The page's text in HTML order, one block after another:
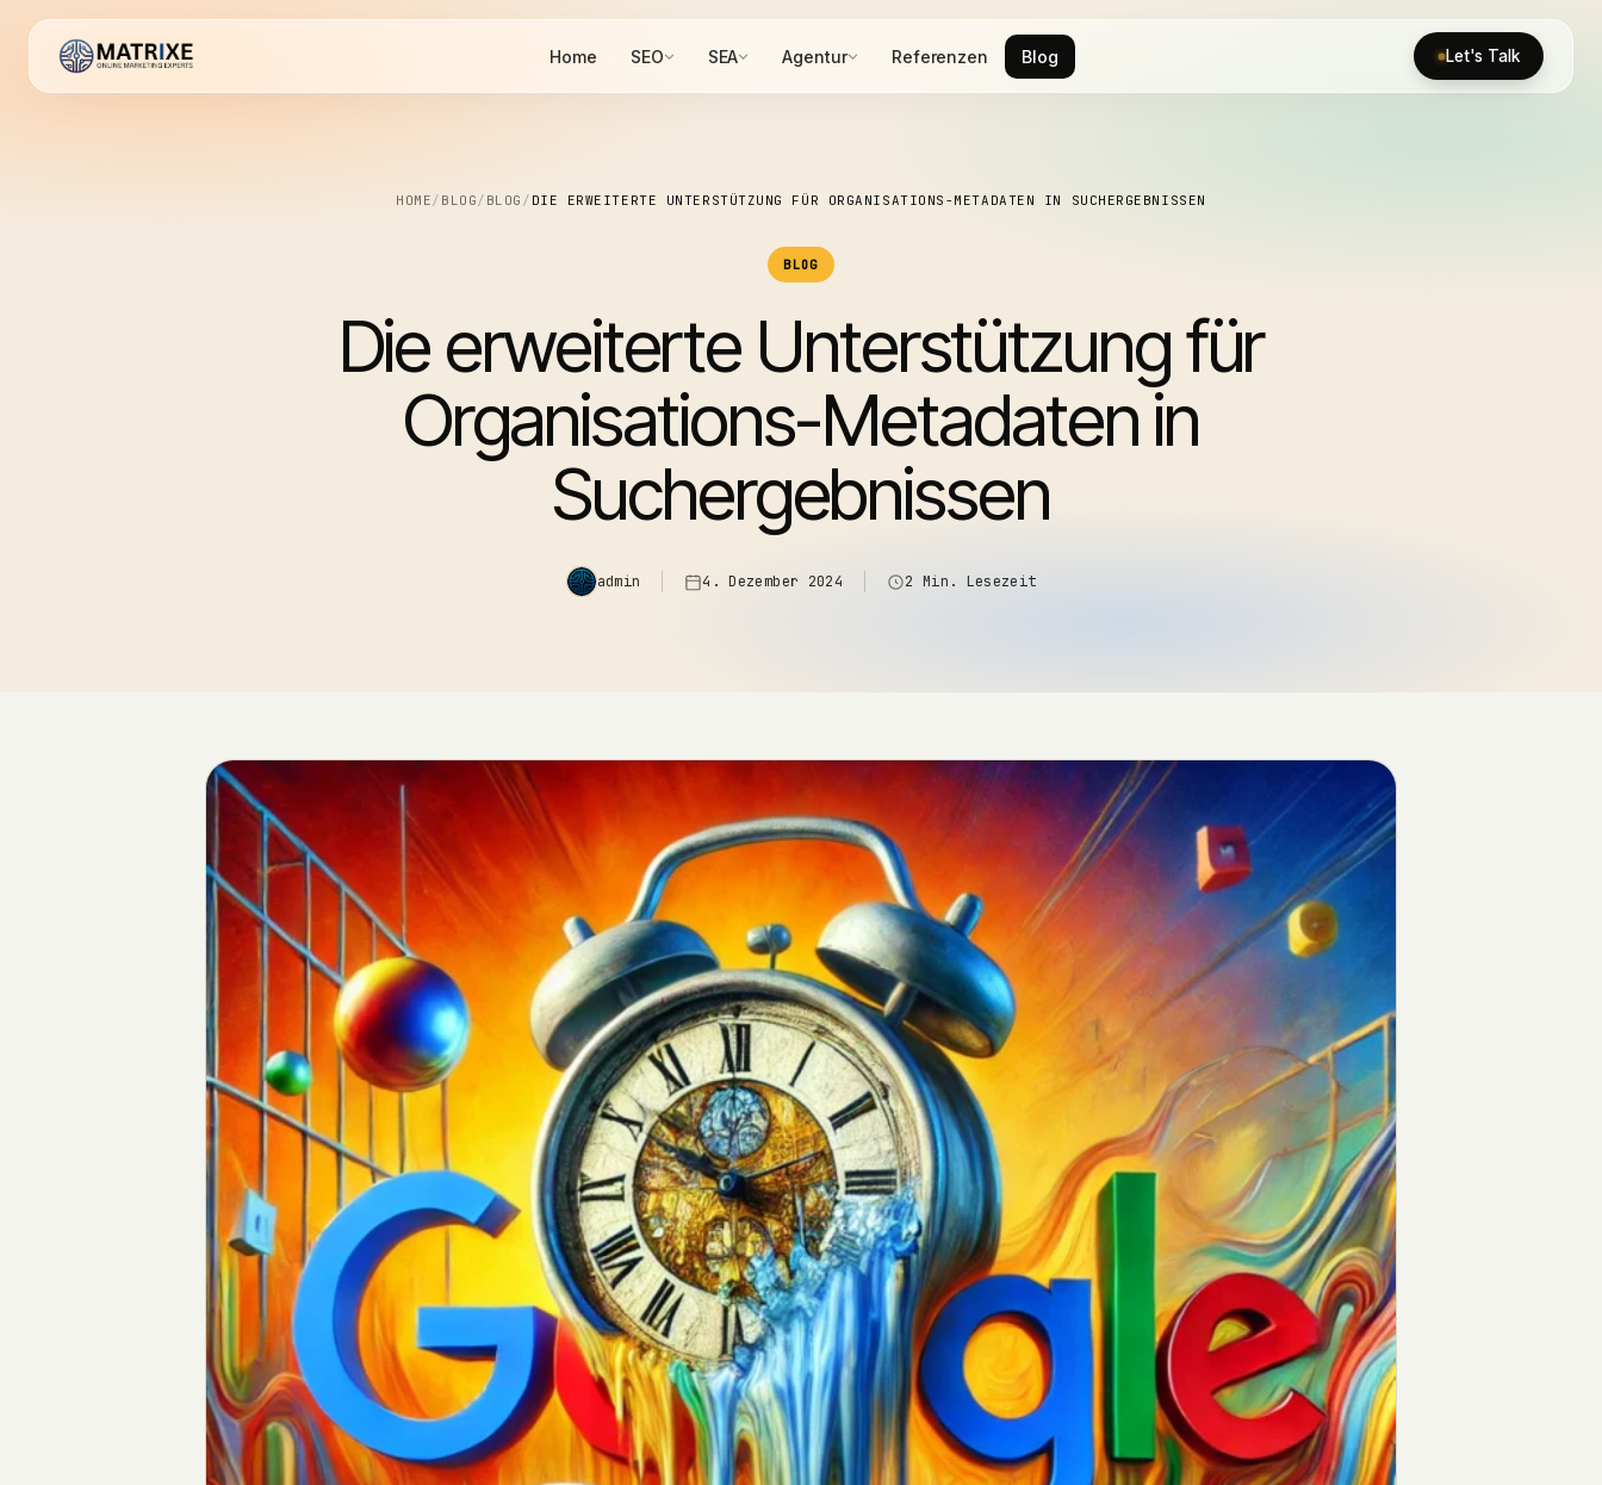
Home SEO SEA Agentur Referenzen Blog Let's Talk
HOME/ BLOG/ BLOG / DIE ERWEITERTE UNTERSTÜTZUNG FÜR ORGANISATIONS-METADATEN IN SUCHERGEBNISSEN
BLOG
Die erweiterte Unterstützung für
Organisations-Metadaten in
Suchergebnissen
admin 4. Dezember 2024 2 Min. Lesezeit